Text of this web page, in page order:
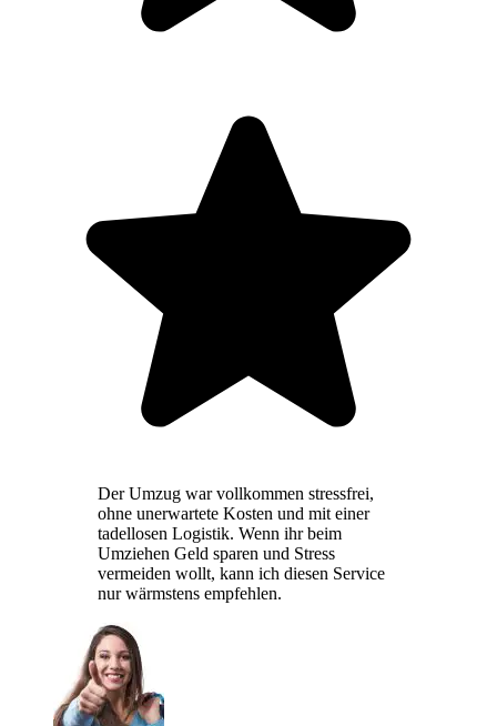
Der Umzug war vollkommen stressfrei,
ohne unerwartete Kosten und mit einer
tadellosen Logistik. Wenn ihr beim
Umziehen Geld sparen und Stress
vermeiden wollt, kann ich diesen Service
nur wärmstens empfehlen.